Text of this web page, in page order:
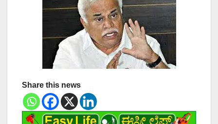
Share this news